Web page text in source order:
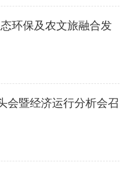
影响，普及科
过发放宣传资
纪念品等形
控烟知识的认
抵制烟草，筑
环保及农文旅融合发
会暨经济运行分析会召